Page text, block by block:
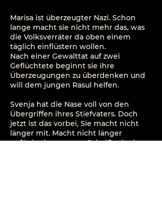
​Marisa ist überzeugter Nazi. Schon
lange macht sie nicht mehr das, was
die Volksverräter da oben einem
täglich einflüstern wollen.
Nach einer Gewalttat auf zwei
Geflüchtete beginnt sie ihre
Überzeugungen zu überdenken und
will dem jungen Rasul helfen.
Svenja hat die Nase voll von den
Übergriffen ihres Stiefvaters. Doch
jetzt ist das vorbei, Sie macht nicht
länger mit. Macht nicht länger
gefügig den ganzen Scheiß mit, den